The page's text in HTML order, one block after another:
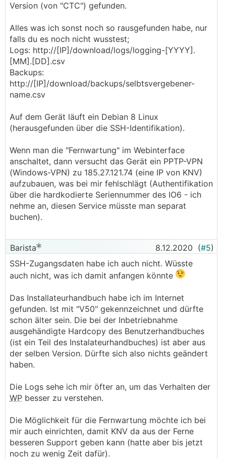
Version (von "CTC") gefunden.
Alles was ich sonst noch so rausgefunden habe, nur
falls du es noch nicht wusstest;
Logs: http://[IP]/download/logs/logging-[YYYY].
[MM].[DD].csv
Backups:
http://[IP]/download/backups/selbtsvergebener-
name.csv
Auf dem Gerät läuft ein Debian 8 Linux
(herausgefunden über die SSH-Identifikation).
Wenn man die "Fernwartung" im Webinterface
anschaltet, dann versucht das Gerät ein PPTP-VPN
(Windows-VPN) zu 185.27.121.74 (eine IP von KNV)
aufzubauen, was bei mir fehlschlägt (Authentifikation
über die hardkodierte Seriennummer des IO6 - ich
nehme an, diesen Service müsste man separat
buchen).
Barista 8.12.2020 (#5)
SSH-Zugangsdaten habe ich auch nicht. Wüsste
auch nicht, was ich damit anfangen könnte
Das Installateurhandbuch habe ich im Internet
gefunden. Ist mit "V50" gekennzeichnet und dürfte
schon älter sein. Die bei der Inbetriebnahme
ausgehändigte Hardcopy des Benutzerhandbuches
(ist ein Teil des Instalateurhandbuches) ist aber aus
der selben Version. Dürfte sich also nichts geändert
haben.
Die Logs sehe ich mir öfter an, um das Verhalten der
WP besser zu verstehen.
Die Möglichkeit für die Fernwartung möchte ich bei
mir auch einrichten, damit KNV da aus der Ferne
besseren Support geben kann (hatte aber bis jetzt
noch zu wenig Zeit dafür).